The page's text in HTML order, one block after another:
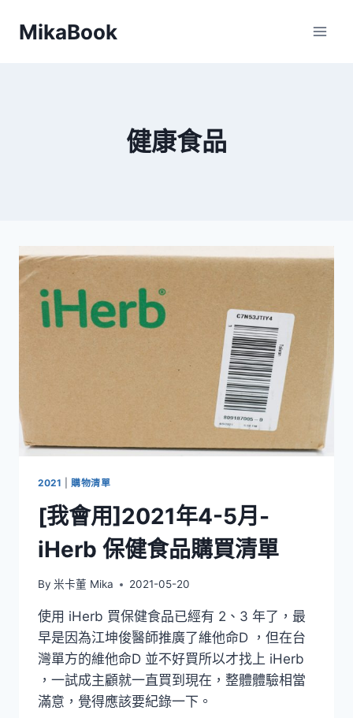
MikaBook
健康食品
2021 購物清單
[我會用]2021年4-5月-
iHerb 保健食品購買清單
By 米卡董 Mika 2021-05-20
使用 iHerb 買保健食品已經有 2、3 年了，最
早是因為江坤俊醫師推廣了維他命D ，但在台
灣單方的維他命D 並不好買所以才找上 iHerb
，一試成主顧就一直買到現在，整體體驗相當
滿意，覺得應該要紀錄一下。